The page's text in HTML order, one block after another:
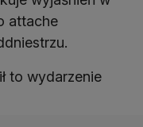
attache
to wydarzenie